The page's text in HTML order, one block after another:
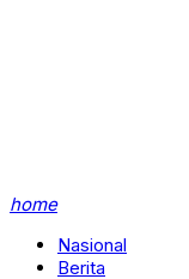
home
Nasional
Berita